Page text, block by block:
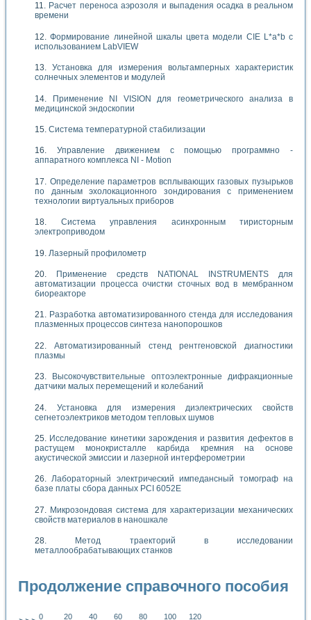
Расчет переноса аэрозоля и выпадения осадка в реальном
времени
Формирование линейной шкалы цвета модели CIE L*a*b с
использованием LabVIEW
Установка для измерения вольтамперных характеристик
солнечных элементов и модулей
Применение NI VISION для геометрического анализа в
медицинской эндоскопии
Система температурной стабилизации
Управление движением с помощью программно -
аппаратного комплекса NI - Motion
Определение параметров всплывающих газовых пузырьков
по данным эхолокационного зондирования с применением
технологии виртуальных приборов
Система управления асинхронным тиристорным
электроприводом
Лазерный профилометр
Применение средств NATIONAL INSTRUMENTS для
автоматизации процесса очистки сточных вод в мембранном
биореакторе
Разработка автоматизированного стенда для исследования
плазменных процессов синтеза нанопорошков
Автоматизированный стенд рентгеновской диагностики
плазмы
Высокочувствительные оптоэлектронные дифракционные
датчики малых перемещений и колебаний
Установка для измерения диэлектрических свойств
сегнетоэлектриков методом тепловых шумов
Исследование кинетики зарождения и развития дефектов в
растущем монокристалле карбида кремния на основе
акустической эмиссии и лазерной интерферометрии
Лабораторный электрический импедансный томограф на
базе платы сбора данных PCI 6052E
Микрозондовая система для характеризации механических
свойств материалов в наношкале
Метод траекторий в исследовании
металлообрабатывающих станков
Продолжение справочного пособия
0 20 40 60 80 100 120